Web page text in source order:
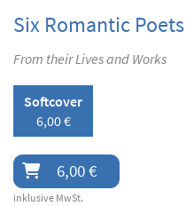
Six Romantic Poets
From their Lives and Works
Softcover
6,00 €
6,00 €
inklusive MwSt.